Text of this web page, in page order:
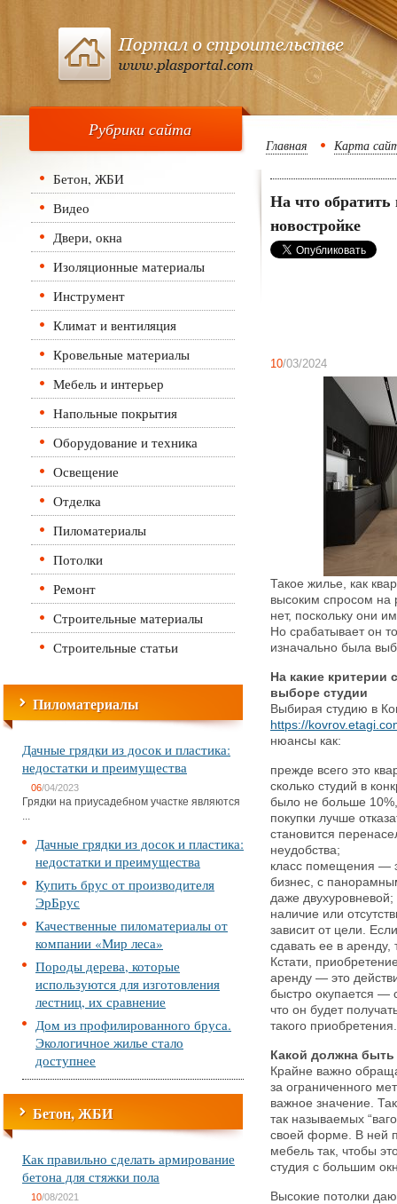
Рубрики сайта
Бетон, ЖБИ
Видео
Двери, окна
Изоляционные материалы
Инструмент
Климат и вентиляция
Кровельные материалы
Мебель и интерьер
Напольные покрытия
Оборудование и техника
Освещение
Отделка
Пиломатериалы
Потолки
Ремонт
Строительные материалы
Строительные статьи
Пиломатериалы
Дачные грядки из досок и пластика:
недостатки и преимущества
06/04/2023
Грядки на приусадебном участке являются
...
Дачные грядки из досок и пластика:
недостатки и преимущества
Купить брус от производителя
ЭрБрус
Качественные пиломатериалы от
компании «Мир леса»
Породы дерева, которые
используются для изготовления
лестниц, их сравнение
Дом из профилированного бруса.
Экологичное жилье стало
доступнее
Бетон, ЖБИ
Как правильно сделать армирование
бетона для стяжки пола
10/08/2021
Главная Карта
На что обратить
новостройке
10/03/2024
Такое жилье, как
высоким спросом на
нет, поскольку они
Но срабатывает он
изначально была
На какие критерии
выборе студии
Выбирая студию в
https://
нюансы как:
прежде всего это
сколько студий в
было не больше
покупки лучше
становится
неудобства;
класс помещения —
бизнес, с
даже двухуровневой;
наличие или
зависит от цели.
сдавать ее в
Кстати,
аренду — это
быстро окупается —
что он будет
такого приобретения.
Какой должна быть
Крайне важно
за ограниченного
важное значение.
так называемых
своей форме. В ней
мебель так, чтобы
студия с большим
Высокие потолки